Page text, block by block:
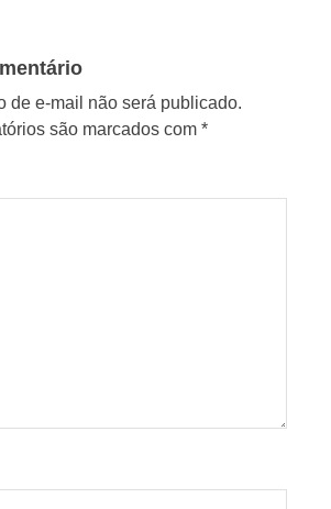
de e-mail não será publicado.
são marcados com *